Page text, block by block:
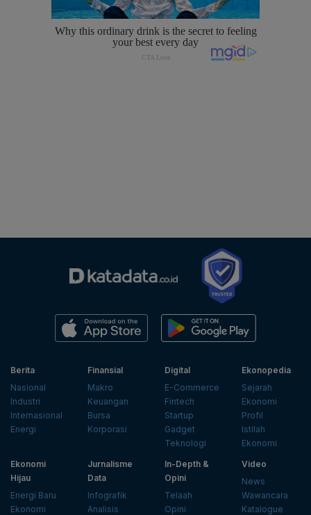
Berita
Nasional
Industri
Internasional
Energi
Finansial
Makro
Keuangan
Bursa
Korporasi
Digital
E-Commerce
Fintech
Startup
Gadget
Teknologi
Ekonopedia
Sejarah
Ekonomi
Profil
Istilah
Ekonomi
Ekonomi
Hijau
Energi Baru
Ekonomi
Jurnalisme
Data
Infografik
Analisis
In-Depth &
Opini
Telaah
Opini
Video
News
Wawancara
Katalogue